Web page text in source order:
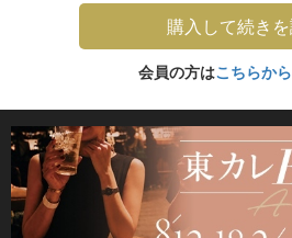
購入して続き
会員の方はこちらか